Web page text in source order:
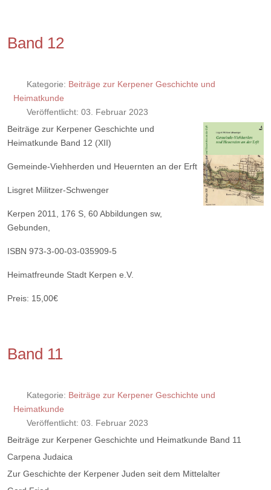
Band 12
Kategorie: Beiträge zur Kerpener Geschichte und
Heimatkunde
Veröffentlicht: 03. Februar 2023
Beiträge zur Kerpener Geschichte und
Heimatkunde Band 12 (XII)
Gemeinde-Viehherden und Heuernten an der Erft
Lisgret Militzer-Schwenger
Kerpen 2011, 176 S, 60 Abbildungen sw,
Gebunden,
ISBN 973-3-00-03-035909-5
Heimatfreunde Stadt Kerpen e.V.
Preis: 15,00€
Band 11
Kategorie: Beiträge zur Kerpener Geschichte und
Heimatkunde
Veröffentlicht: 03. Februar 2023
Beiträge zur Kerpener Geschichte und Heimatkunde Band 11
Carpena Judaica
Zur Geschichte der Kerpener Juden seit dem Mittelalter